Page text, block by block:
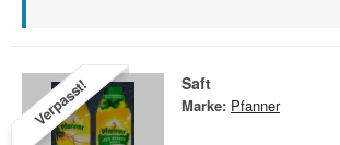
Verpasst! Saft
Marke: Pfanner